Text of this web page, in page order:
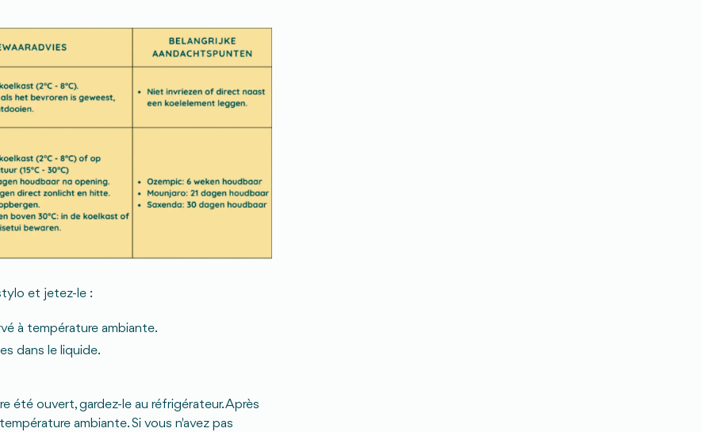
et jetez-le :
à température ambiante.
dans le liquide.
été ouvert, gardez-le au réfrigérateur. Après
ambiante. Si vous n'avez pas